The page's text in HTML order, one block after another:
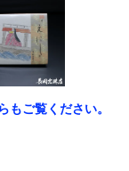
ご覧ください。